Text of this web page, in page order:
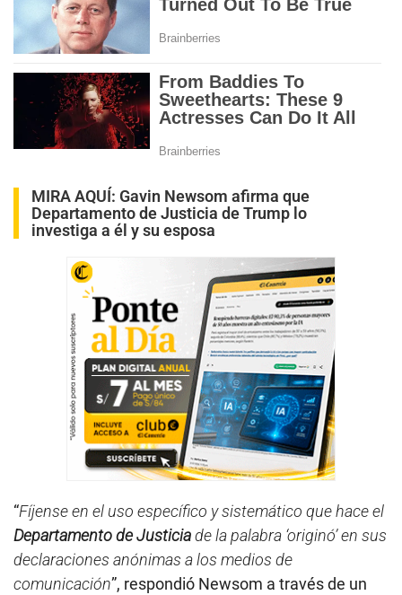
MIRA AQUÍ: Gavin Newsom afirma que
Departamento de Justicia de Trump lo
investiga a él y su esposa
“Fíjense en el uso específico y sistemático que hace el
Departamento de Justiciade la palabra ‘originó’ en sus
declaraciones anónimas a los medios de
comunicación”, respondió Newsom a través de un